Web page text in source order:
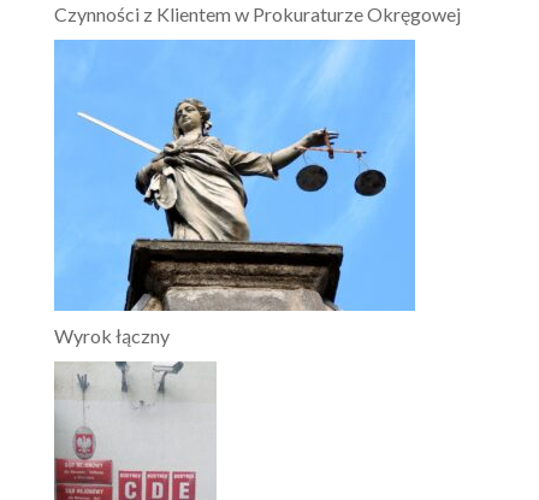
Czynności z Klientem w Prokuraturze Okręgowej
Wyrok łączny